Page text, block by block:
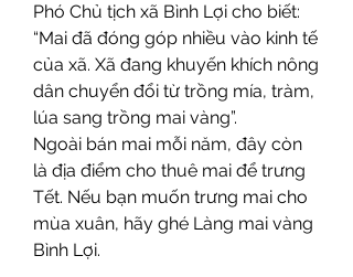
Phó Chủ tịch xã Bình Lợi cho biết:
“Mai đã đóng góp nhiều vào kinh tế
của xã. Xã đang khuyến khích nông
dân chuyển đổi từ trồng mía, tràm,
lúa sang trồng mai vàng”.
Ngoài bán mai mỗi năm, đây còn
là địa điểm cho thuê mai để trưng
Tết. Nếu bạn muốn trưng mai cho
mùa xuân, hãy ghé Làng mai vàng
Bình Lợi.